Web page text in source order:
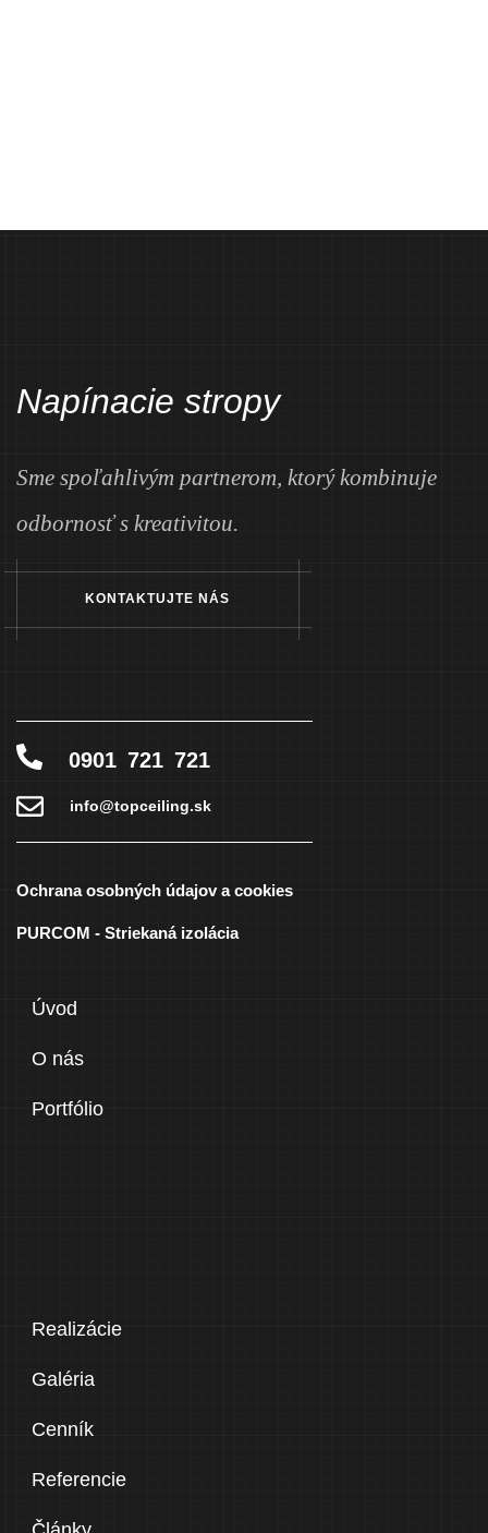
Napínacie stropy
Sme spoľahlivým partnerom, ktorý kombinuje
odbornosť s kreativitou.
KONTAKTUJTE NÁS
0901 721 721
info@topceiling.sk
Ochrana osobných údajov a cookies
PURCOM - Striekaná izolácia
Úvod
O nás
Portfólio
Realizácie
Galéria
Cenník
Referencie